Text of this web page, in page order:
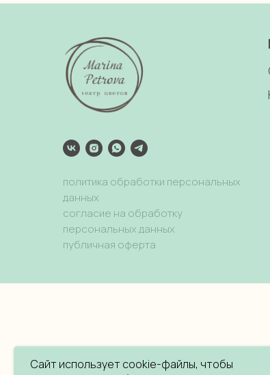
Сайт использует cookie-файлы, чтобы
политика обработки персональных
данных
согласие на обработку
персональных данных
публичная оферта